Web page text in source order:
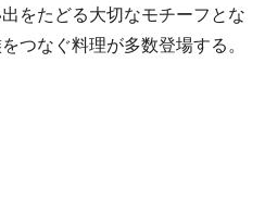
をたどる大切なモチーフとな
つなぐ料理が多数登場する。